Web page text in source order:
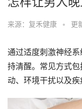
来源：复禾健康 • 更
通过适度刺激神经
持清醒。常见方式
动、环境干扰以及疾